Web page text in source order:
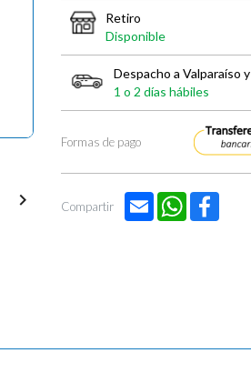

Retiro
Disponible
Despacho a Valparaíso
1 o 2 días hábiles
Formas de pago
Compartir Email WhatsApp